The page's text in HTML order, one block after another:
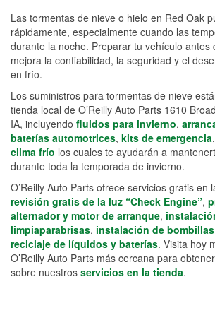
Las tormentas de nieve o hielo en Red Oak
rápidamente, especialmente cuando las
durante la noche. Preparar tu vehículo antes
mejora la confiabilidad, la seguridad y el
en frío.
Los suministros para tormentas de nieve
tienda local de O’Reilly Auto Parts 1610
IA, incluyendo fluidos para invierno,
baterías automotrices, kits de emergencia
clima frío los cuales te ayudarán a
durante toda la temporada de invierno.
O’Reilly Auto Parts ofrece servicios gratis en
revisión gratis de la luz “Check Engine”,
alternador y motor de arranque,
limpiaparabrisas, instalación de
reciclaje de líquidos y baterías. Visita hoy
O’Reilly Auto Parts más cercana para
sobre nuestros servicios en la tienda.